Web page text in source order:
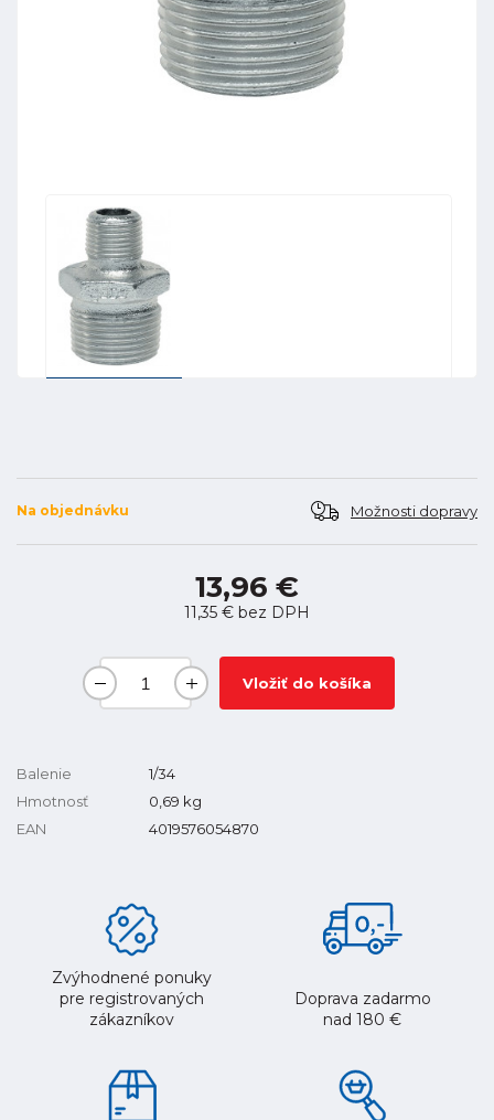
Na objednávku Možnosti dopravy
13,96 €
11,35 € bez DPH
Vložiť do košíka
Balenie
1/34
Hmotnosť
0,69 kg
EAN
4019576054870
Zvýhodnené ponuky
pre registrovaných
zákazníkov
Doprava zadarmo
nad 180 €